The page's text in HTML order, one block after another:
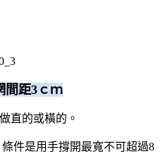
間距3ｃｍ
直的或橫的。
件是用手撐開最寬不可超過8